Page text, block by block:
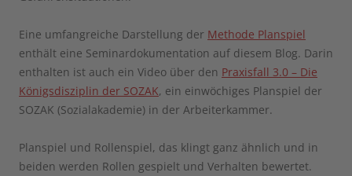
Eine umfangreiche Darstellung der Methode Planspiel
enthält eine Seminardokumentation auf diesem Blog. Darin
enthalten ist auch ein Video über den Praxisfall 3.0 – Die
Königsdisziplin der SOZAK, ein einwöchiges Planspiel der
SOZAK (Sozialakademie) in der Arbeiterkammer.
Planspiel und Rollenspiel, das klingt ganz ähnlich und in
beiden werden Rollen gespielt und Verhalten bewertet.